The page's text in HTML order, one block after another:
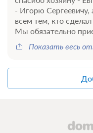
- Игорю
всем тем, кто
Мы обязательно
Показать весь